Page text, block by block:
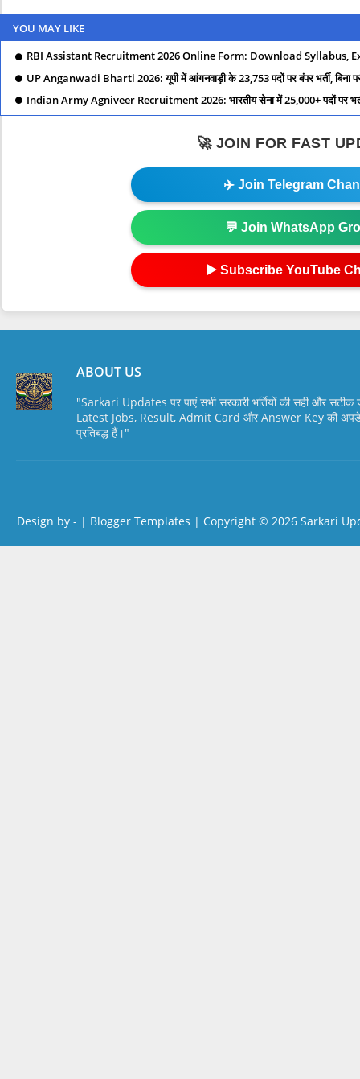
YOU MAY LIKE
RBI Assistant Recruitment 2026 Online Form: Download Syllabus,
UP Anganwadi Bharti 2026: यूपी में आंगनवाड़ी के 23,753 पदों पर बंपर भर्ती, बिना
Indian Army Agniveer Recruitment 2026: भारतीय सेना में 25,000+ पदों पर
🚀 JOIN FOR FAST
✈️ Join Telegram
💬 Join WhatsApp
▶️ Subscribe YouTube
ABOUT US
"Sarkari Updates पर पाएं सभी सरकारी भर्तियों की सही और सटीक
Latest Jobs, Result, Admit Card और Answer Key की
प्रतिबद्ध हैं।"
Design by - | Blogger Templates | Copyright © 2026 Sarkari